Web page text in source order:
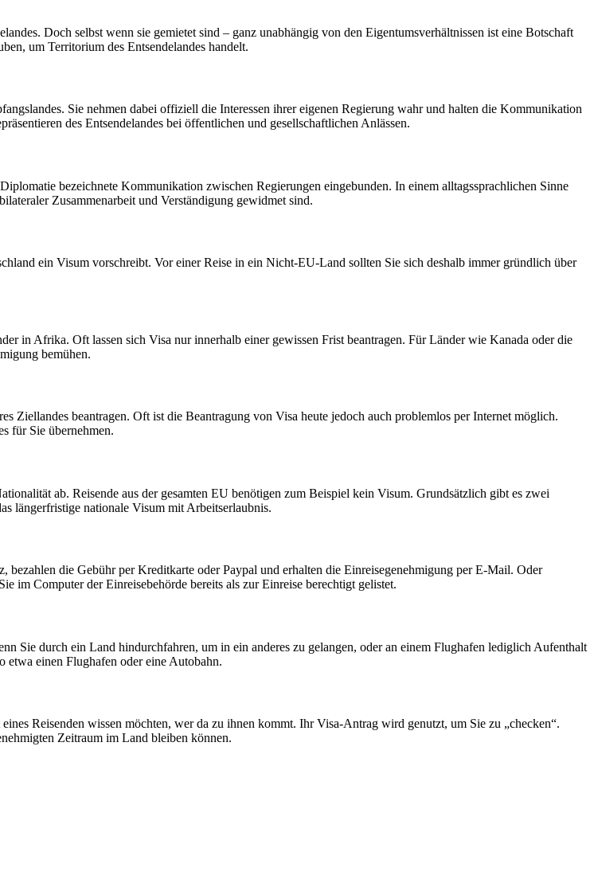
Doch selbst wenn sie gemietet sind – ganz unabhängig von den Eigentumsverhältnissen ist eine Botschaft
um Territorium des Entsendelandes handelt.
Sie nehmen dabei offiziell die Interessen ihrer eigenen Regierung wahr und halten die Kommunikation
des Entsendelandes bei öffentlichen und gesellschaftlichen Anlässen.
bezeichnete Kommunikation zwischen Regierungen eingebunden. In einem alltagssprachlichen Sinne
Zusammenarbeit und Verständigung gewidmet sind.
ein Visum vorschreibt. Vor einer Reise in ein Nicht-EU-Land sollten Sie sich deshalb immer gründlich über
in Afrika. Oft lassen sich Visa nur innerhalb einer gewissen Frist beantragen. Für Länder wie Kanada oder die
bemühen.
beantragen. Oft ist die Beantragung von Visa heute jedoch auch problemlos per Internet möglich.
für Sie übernehmen.
ab. Reisende aus der gesamten EU benötigen zum Beispiel kein Visum. Grundsätzlich gibt es zwei
längerfristige nationale Visum mit Arbeitserlaubnis.
die Gebühr per Kreditkarte oder Paypal und erhalten die Einreisegenehmigung per E-Mail. Oder
im Computer der Einreisebehörde bereits als zur Einreise berechtigt gelistet.
Sie durch ein Land hindurchfahren, um in ein anderes zu gelangen, oder an einem Flughafen lediglich Aufenthalt
etwa einen Flughafen oder eine Autobahn.
Reisenden wissen möchten, wer da zu ihnen kommt. Ihr Visa-Antrag wird genutzt, um Sie zu „checken“.
Zeitraum im Land bleiben können.